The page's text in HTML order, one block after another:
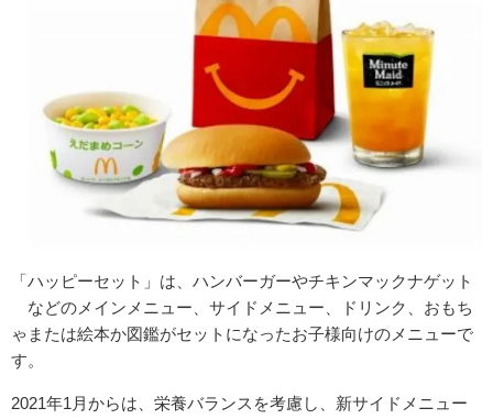
「ハッピーセット」は、ハンバーガーやチキンマックナゲット
®などのメインメニュー、サイドメニュー、ドリンク、おもち
ゃまたは絵本か図鑑がセットになったお子様向けのメニューで
す。
2021年1月からは、栄養バランスを考慮し、新サイドメニュー